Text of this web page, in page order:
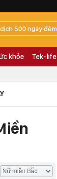
500 ngày đêm
khỏe Tek-life